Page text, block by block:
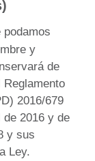
podamos
y
de
2016/679
de 2016 y de
y sus
Ley.